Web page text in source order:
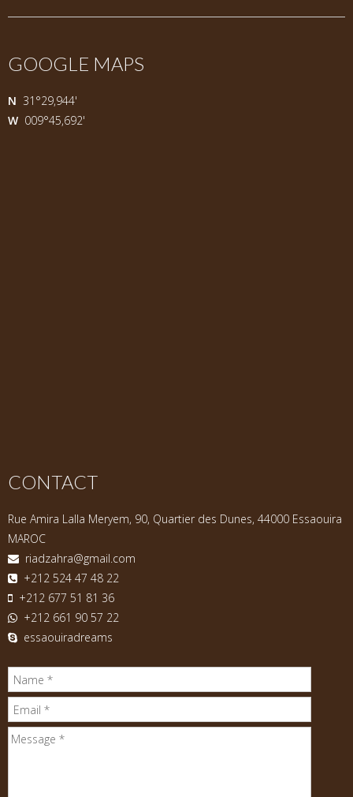
GOOGLE MAPS
N 31°29,944'
W 009°45,692'
CONTACT
Rue Amira Lalla Meryem, 90, Quartier des Dunes, 44000 Essaouira
MAROC
riadzahra@gmail.com
+212 524 47 48 22
+212 677 51 81 36
+212 661 90 57 22
essaouiradreams